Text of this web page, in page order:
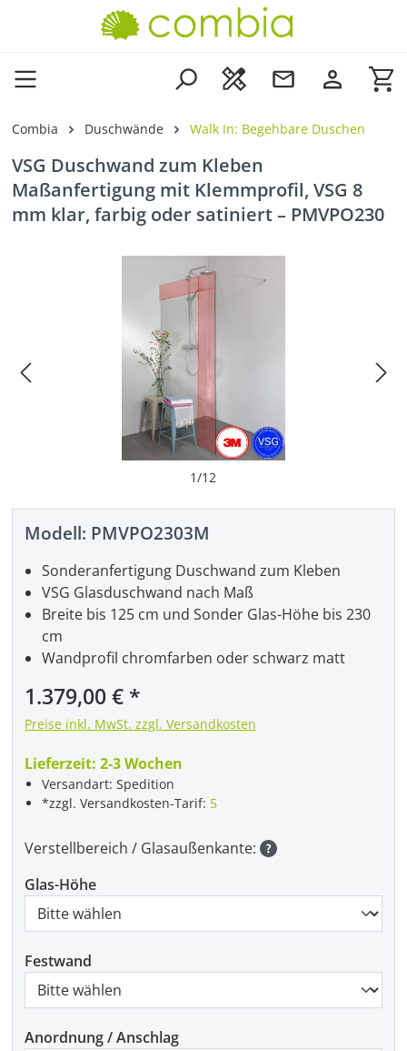
Zum Hauptinhalt springen
Combia Duschwände Walk In: Begehbare Duschen
VSG Duschwand zum Kleben
Maßanfertigung mit Klemmprofil, VSG 8
mm klar, farbig oder satiniert – PMVPO230
Bildergalerie überspringen
1/12
Modell: PMVPO2303M
Regulärer Preis:
1.379,00 €
Preise inkl. MwSt. zzgl. Versandkosten
Lieferzeit: 2-3 Wochen
Versandart: Spedition
*zzgl. Versandkosten-Tarif: 5
Sonderanfertigung Duschwand zum Kleben
VSG Glasduschwand nach Maß
Breite bis 125 cm und Sonder Glas-Höhe bis 230
cm
Wandprofil chromfarben oder schwarz matt
Verstellbereich / Glasaußenkante:
Glas-Höhe
Festwand
Anordnung / Anschlag